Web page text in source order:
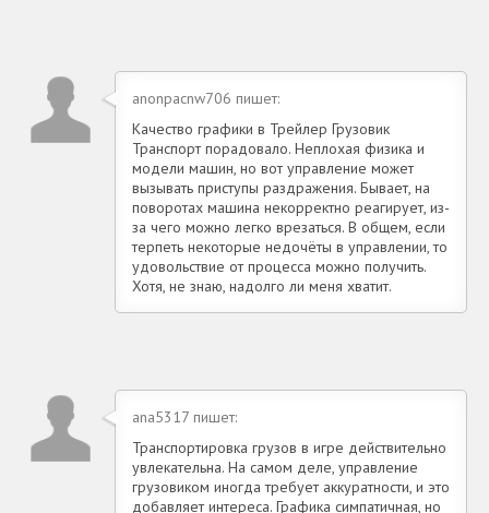
anonpacnw706 пишет:
Качество графики в Трейлер Грузовик
Транспорт порадовало. Неплохая физика и
модели машин, но вот управление может
вызывать приступы раздражения. Бывает, на
поворотах машина некорректно реагирует, из-
за чего можно легко врезаться. В общем, если
терпеть некоторые недочёты в управлении, то
удовольствие от процесса можно получить.
Хотя, не знаю, надолго ли меня хватит.
ana5317 пишет:
Транспортировка грузов в игре действительно
увлекательна. На самом деле, управление
грузовиком иногда требует аккуратности, и это
добавляет интереса. Графика симпатичная, но